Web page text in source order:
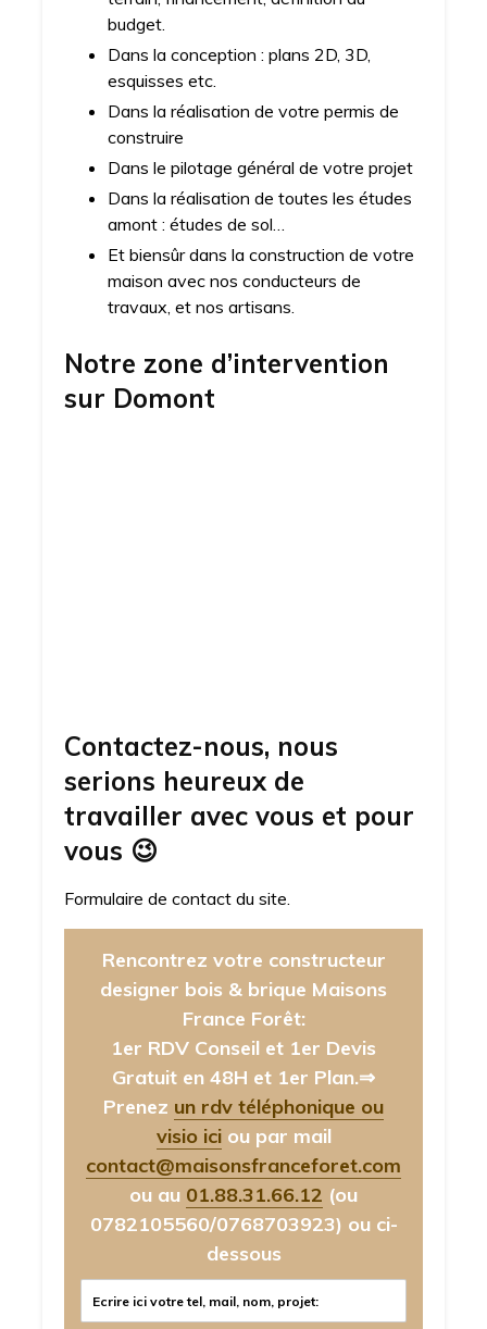
budget.
Dans la conception : plans 2D, 3D,
esquisses etc.
Dans la réalisation de votre permis de
construire
Dans le pilotage général de votre projet
Dans la réalisation de toutes les études
amont : études de sol…
Et biensûr dans la construction de votre
maison avec nos conducteurs de
travaux, et nos artisans.
Notre zone d’intervention
sur Domont
Contactez-nous, nous
serions heureux de
travailler avec vous et pour
vous 😉
Formulaire de contact du site.
Rencontrez votre constructeur
designer bois & brique Maisons
France Forêt:
1er RDV Conseil et 1er Devis
Gratuit en 48H et 1er Plan.⇒
Prenez un rdv téléphonique ou
visio iciou par mail
contact@maisonsfranceforet.com
ou au 01.88.31.66.12 (ou
0782105560/0768703923) ou ci-
dessous